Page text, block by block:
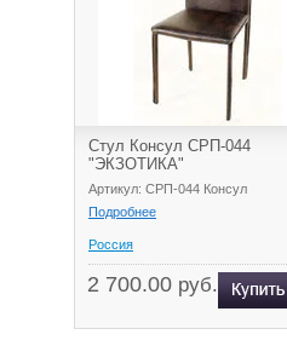
Стул Консул СРП-044
"ЭКЗОТИКА"
Артикул: СРП-044 Консул
Подробнее
Россия
2 700.00 руб.